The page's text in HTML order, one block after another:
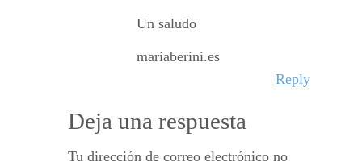
Un saludo
mariaberini.es
Reply
Deja una respuesta
Tu dirección de correo electrónico no